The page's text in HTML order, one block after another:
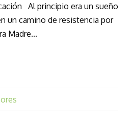
Al principio era un sueño
un camino de resistencia por
Madre...